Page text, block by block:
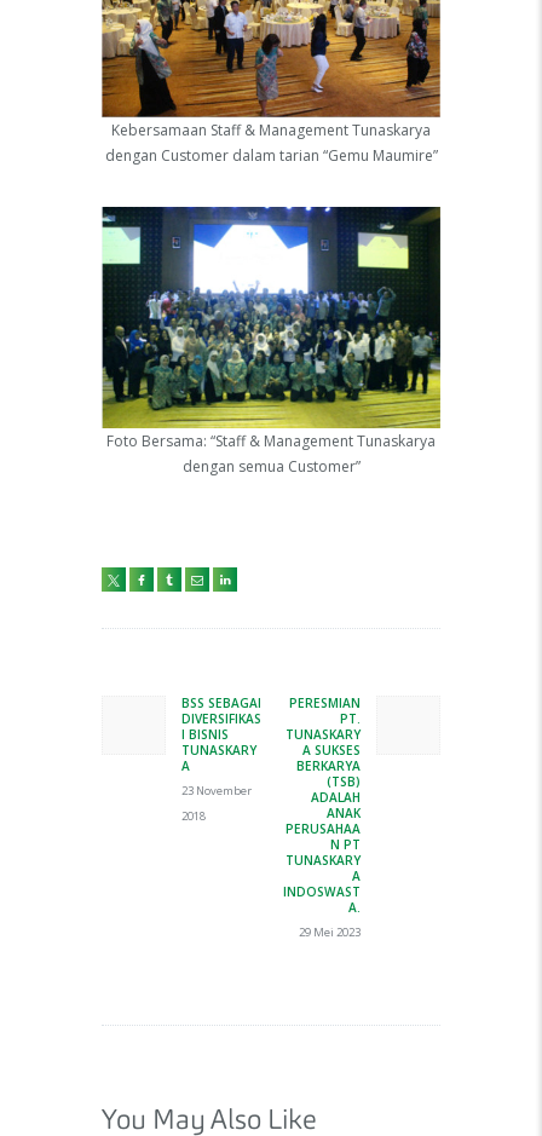
Kebersamaan Staff & Management Tunaskarya
dengan Customer dalam tarian “Gemu Maumire”
Foto Bersama: “Staff & Management Tunaskarya
dengan semua Customer”
Previous
post:
BSS SEBAGAI
DIVERSIFIKAS
I BISNIS
TUNASKARY
A
23 November
2018
post:
PERESMIAN
PT.
TUNASKARY
A SUKSES
BERKARYA
(TSB)
ADALAH
ANAK
PERUSAHAA
N PT
TUNASKARY
A
INDOSWAST
A.
29 Mei 2023
You May Also Like